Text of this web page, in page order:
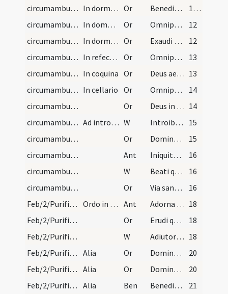
circumambulation/dormitorium/3
In dormitorio Or Benedic Domine hoc famulorum tuorum dormitorium ... auxilio muniantur.
11 (4r)
circumambulation/domus infirmorum/4
In domo infirmorum Or Omnipotens et misericors Deus quaesumus clementiam tuam ut ad introitum ... referat actionem.
12
circumambulation/dormitorium/5
In dormitorio Or Exaudi nos ... mittere dignare sanctum angelum ... hoc dormitorio.
12
circumambulation/refectorium/6
In refectorio Or Omnipotens et misericors Deus qui famulos tuos in hac domo alis ... esse mereantur.
13
circumambulation/coquina/7 In coquina Or Deus aeterne ante cuius conspectum assistunt ... animal benedictione. 13
circumambulation/cellarium/promptuarium/8 In cellario Or Omnipotens et misericors Deus qui ubique es praesens ... largiter infundat.
14
circumambulation/coemeterium/9
Or Deus in cuius miseratione animae ... fine laetentur. 14
circumambulation/ad introitum/1
Ad introitum ecclesiae W Introibo in domum tuam
15
circumambulation/ad introitum/10
Or Domine Iesu Christe qui introitum portarum Ierusalem ... non est numerus.
15
circumambulation/ad introitum
Ant Iniquitates nostras
16
circumambulation/ad introitum/2
W Beati qui habitant in domo tua Domine. In saecula saeculorum.
16
circumambulation/ad introitum/11
Or Via sanctorum omnium ... Virginis Mariae et omnium sanctorum ... paradisi introire.
16
Feb/2/Purificatio BMV/Candlemas
Ordo in Purificatione sanctae Mariae. Ant Adorna thalamum tuum Sion 18
Feb/2/Purificatio BMV/Candlemas
Or Erudi quaesumus Domine plebem tuam ... luce concede.
18
Feb/2/Purificatio BMV/Candlemas
W Adiutorium 18
Feb/2/Purificatio BMV/Candlemas
Alia Or Domine Deus creator caeli et terrae Rex regum ... precioso sanguine tuo.
20
Feb/2/Purificatio BMV/Candlemas
Alia Or Domine Deus noster Pater omnipotens lumen indeficiens ... esse munitos.
20
Feb/2/Purificatio BMV/Candlemas
Alia Ben Benedico te cera in nomine sanctae Trinitatis
21